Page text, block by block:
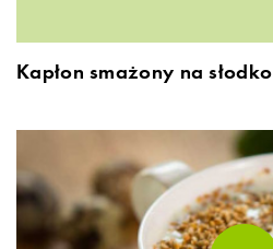
Kapłon smażony na słodko